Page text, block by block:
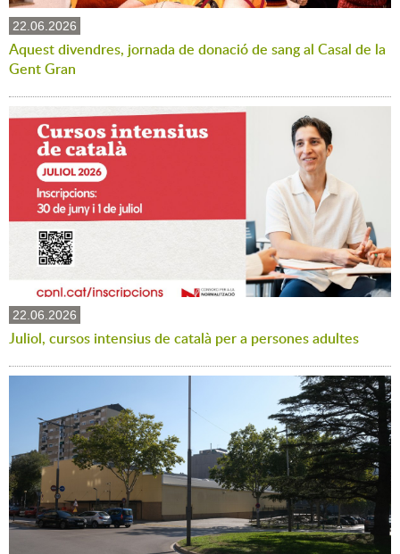
22.06.2026
Aquest divendres, jornada de donació de sang al Casal de la
Gent Gran
22.06.2026
Juliol, cursos intensius de català per a persones adultes